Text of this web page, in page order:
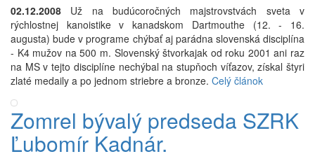
02.12.2008 Už na budúcoročných majstrovstvách sveta v
rýchlostnej kanoistike v kanadskom Dartmouthe (12. - 16.
augusta) bude v programe chýbať aj parádna slovenská disciplína
- K4 mužov na 500 m. Slovenský štvorkajak od roku 2001 ani raz
na MS v tejto disciplíne nechýbal na stupňoch víťazov, získal štyri
zlaté medaily a po jednom striebre a bronze. Celý článok
Zomrel bývalý predseda SZRK
Ľubomír Kadnár.